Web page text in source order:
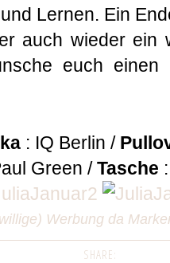
Lernen. Ein
auch wieder ein
euch einen
: IQ Berlin /
Green /Tasche
Werbung da
SHARE: